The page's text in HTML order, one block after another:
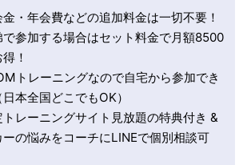
金・年会費などの追加料金は一切不要！
で参加する場合はセット料金で月額8500
！
トレーニングなので自宅から参加でき
本全国どこでもOK）
トレーニングサイト見放題の特典付き &
ーの悩みをコーチにLINEで個別相談可